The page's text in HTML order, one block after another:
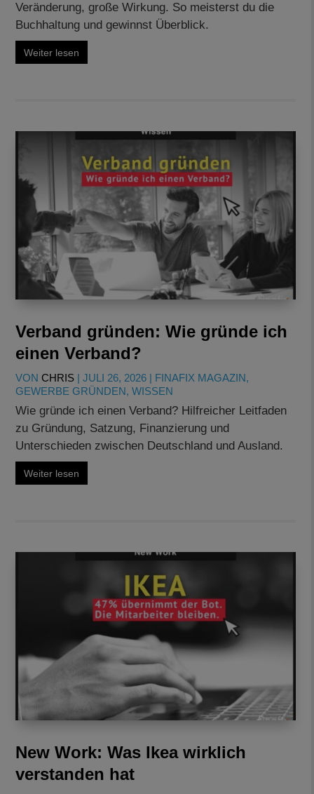
Veränderung, große Wirkung. So meisterst du die
Buchhaltung und gewinnst Überblick.
Weiter lesen
Verband gründen: Wie gründe ich
einen Verband?
VONCHRIS |JULI 26, 2026 | FINAFIX MAGAZIN,
GEWERBE GRÜNDEN,WISSEN
Wie gründe ich einen Verband? Hilfreicher Leitfaden
zu Gründung, Satzung, Finanzierung und
Unterschieden zwischen Deutschland und Ausland.
Weiter lesen
New Work: Was Ikea wirklich
verstanden hat